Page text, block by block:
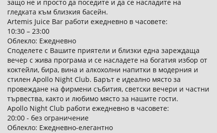
защо не и просто да поседите и да се насладите на
гледката към близкия басейн.
Artemis Juice Bar работи ежедневно в часовете:
10:30 – 23:00
Облекло: Ежедневно
Споделете с Вашите приятели и близки една зареждаща
вечер с жива програма и се насладете на богатия избор от
коктейли, бира, вина и алкохолни напитки в модерния и
стилен Apollo Night Club. Барът е идеално място за
провеждане на фирмени събития, светски вечери и частни
тървества, както и любимо място за нашите гости.
Apollo Night Club работи ежедневно в часовете:
20:00 - без ограничение
Облекло: Ежедневно-елегантно